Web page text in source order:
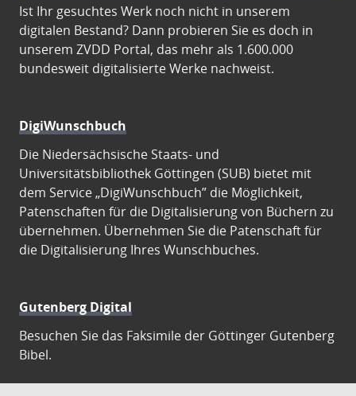
Ist Ihr gesuchtes Werk noch nicht in unserem
digitalen Bestand? Dann probieren Sie es doch in
unserem ZVDD Portal, das mehr als 1.600.000
bundesweit digitalisierte Werke nachweist.
DigiWunschbuch
Die Niedersächsische Staats- und
Universitätsbibliothek Göttingen (SUB) bietet mit
dem Service „DigiWunschbuch” die Möglichkeit,
Patenschaften für die Digitalisierung von Büchern zu
übernehmen. Übernehmen Sie die Patenschaft für
die Digitalisierung Ihres Wunschbuches.
Gutenberg Digital
Besuchen Sie das Faksimile der Göttinger Gutenberg
Bibel.